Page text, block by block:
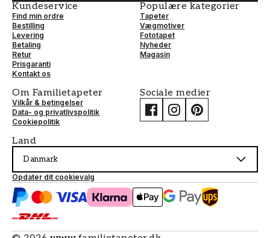
Kundeservice
Find min ordre
Bestilling
Levering
Betaling
Retur
Prisgaranti
Kontakt os
Populære kategorier
Tapeter
Vægmotiver
Fototapet
Nyheder
Magasin
Om Familietapeter
Vilkår & betingelser
Data- og privatlivspolitik
Cookiepolitik
Sociale medier
Land
Danmark
Opdater dit cookievalg